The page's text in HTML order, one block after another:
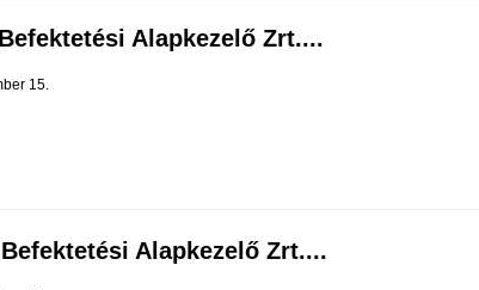
Alapkezelő Zrt....
15.
Alapkezelő Zrt....